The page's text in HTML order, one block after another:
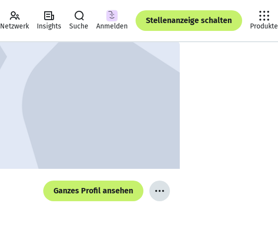
Netzwerk Insights Suche Anmelden
Stellenanzeige schalten
Produkte
Ganzes Profil ansehen